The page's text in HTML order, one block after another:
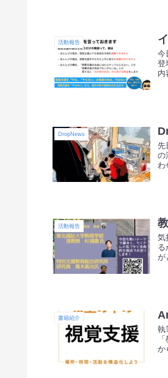
活動報告
今
登
内
DropNews
先
の
わ
活動報告
気
る
が
書籍紹介
執
か